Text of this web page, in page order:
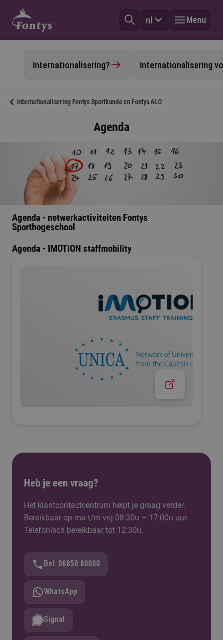
nl Menu
Internationalisering? Internationalisering
Internationalisering Fontys Sportkunde en Fontys ALO
Agenda
Agenda - netwerkactiviteiten Fontys
Sporthogeschool
Agenda - IMOTION staffmobility
Heb je een vraag?
Het klantcontactcentrum helpt je graag verder.
Bereikbaar op ma t/m vrij 08:30u – 17:00u uur.
Telefonisch bereikbaar tot 12:30u.
Bel: 08850 80000
WhatsApp
Signal